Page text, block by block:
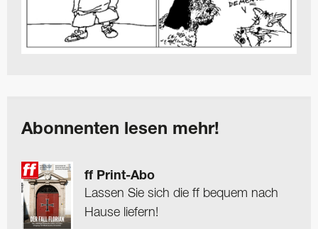
Abonnenten lesen mehr!
ff Print-Abo
Lassen Sie sich die ff bequem nach
Hause liefern!